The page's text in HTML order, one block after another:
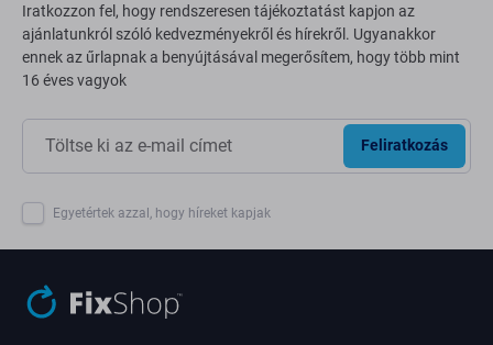
Iratkozzon fel, hogy rendszeresen tájékoztatást kapjon az
ajánlatunkról szóló kedvezményekről és hírekről. Ugyanakkor
ennek az űrlapnak a benyújtásával megerősítem, hogy több mint
16 éves vagyok
Feliratkozás
Egyetértek azzal, hogy híreket kapjak